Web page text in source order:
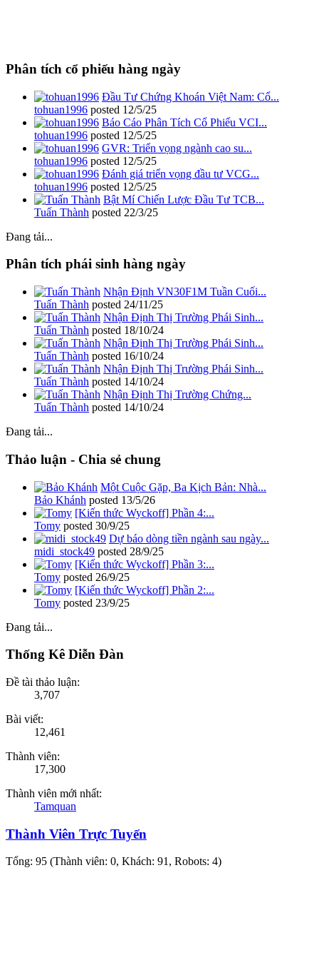
Phân tích cổ phiếu hàng ngày
Đầu Tư Chứng Khoán Việt Nam: Cổ...
tohuan1996 posted 12/5/25
Báo Cáo Phân Tích Cổ Phiếu VCI...
tohuan1996 posted 12/5/25
GVR: Triển vọng ngành cao su...
tohuan1996 posted 12/5/25
Đánh giá triển vọng đầu tư VCG...
tohuan1996 posted 12/5/25
Bật Mí Chiến Lược Đầu Tư TCB...
Tuấn Thành posted 22/3/25
Đang tải...
Phân tích phái sinh hàng ngày
Nhận Định VN30F1M Tuần Cuối...
Tuấn Thành posted 24/11/25
Nhận Định Thị Trường Phái Sinh...
Tuấn Thành posted 18/10/24
Nhận Định Thị Trường Phái Sinh...
Tuấn Thành posted 16/10/24
Nhận Định Thị Trường Phái Sinh...
Tuấn Thành posted 14/10/24
Nhận Định Thị Trường Chứng...
Tuấn Thành posted 14/10/24
Đang tải...
Thảo luận - Chia sẻ chung
Một Cuộc Gặp, Ba Kịch Bản: Nhà...
Bảo Khánh posted 13/5/26
[Kiến thức Wyckoff] Phần 4:...
Tomy posted 30/9/25
Dự báo dòng tiền ngành sau ngày...
midi_stock49 posted 28/9/25
[Kiến thức Wyckoff] Phần 3:...
Tomy posted 26/9/25
[Kiến thức Wyckoff] Phần 2:...
Tomy posted 23/9/25
Đang tải...
Thống Kê Diễn Đàn
Đề tài thảo luận:
3,707
Bài viết:
12,461
Thành viên:
17,300
Thành viên mới nhất:
Tamquan
Thành Viên Trực Tuyến
Tổng: 95 (Thành viên: 0, Khách: 91, Robots: 4)